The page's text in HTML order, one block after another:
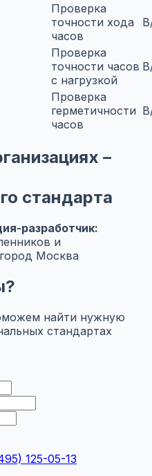
Проверка
точности хода
часов
Проверка
точности часов
с нагрузкой
Проверка
герметичности
часов
–
стандарта
разработчик:
и
Москва
найти нужную
стандартах
125-05-13